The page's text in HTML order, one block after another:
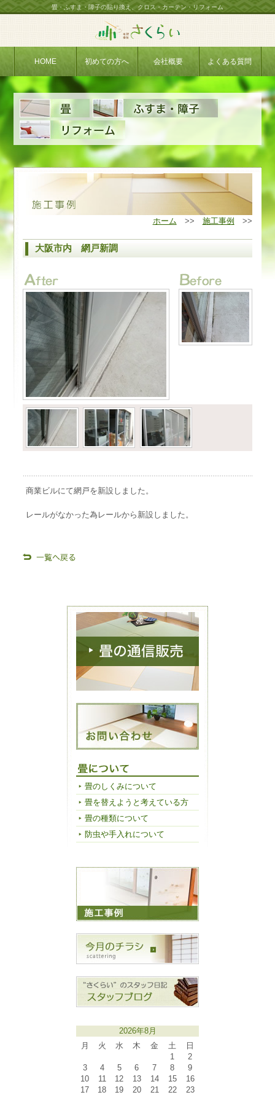
畳・ふすま・障子の貼り換え、クロス・カーテン・リフォーム
ホーム >> 施工事例 >>
大阪市内 網戸新調
商業ビルにて網戸を新設しました。
レールがなかった為レールから新設しました。
畳のしくみについて
畳を替えようと考えている方
畳の種類について
防虫や手入れについて
2026年8月
月
火 水 木 金 土 日
1
2
3
4 5 6 7 8
9
10
11 12 13 14 15
16
17
18 19 20 21 22
23